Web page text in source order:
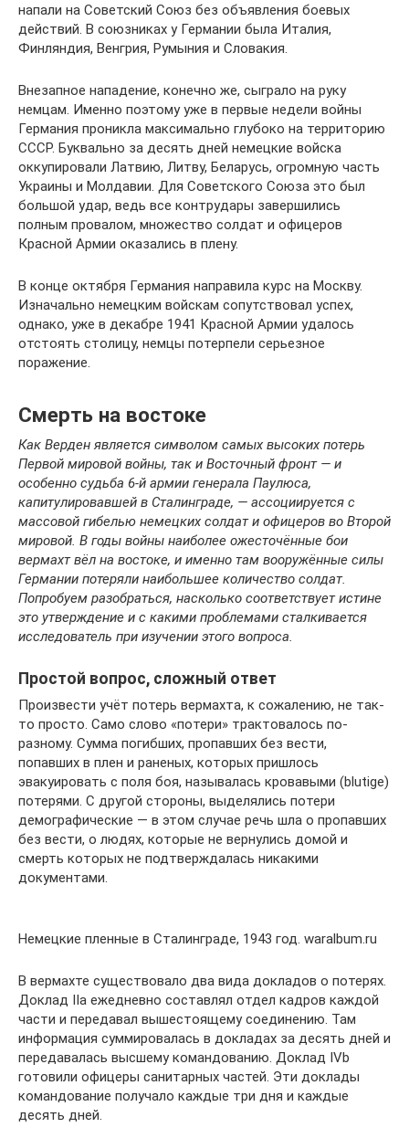
напали на Советский Союз без объявления боевых
действий. В союзниках у Германии была Италия,
Финляндия, Венгрия, Румыния и Словакия.
Внезапное нападение, конечно же, сыграло на руку
немцам. Именно поэтому уже в первые недели войны
Германия проникла максимально глубоко на территорию
СССР. Буквально за десять дней немецкие войска
оккупировали Латвию, Литву, Беларусь, огромную часть
Украины и Молдавии. Для Советского Союза это был
большой удар, ведь все контрудары завершились
полным провалом, множество солдат и офицеров
Красной Армии оказались в плену.
В конце октября Германия направила курс на Москву.
Изначально немецким войскам сопутствовал успех,
однако, уже в декабре 1941 Красной Армии удалось
отстоять столицу, немцы потерпели серьезное
поражение.
Смерть на востоке
Как Верден является символом самых высоких потерь
Первой мировой войны, так и Восточный фронт — и
особенно судьба 6-й армии генерала Паулюса,
капитулировавшей в Сталинграде, — ассоциируется с
массовой гибелью немецких солдат и офицеров во Второй
мировой. В годы войны наиболее ожесточённые бои
вермахт вёл на востоке, и именно там вооружённые силы
Германии потеряли наибольшее количество солдат.
Попробуем разобраться, насколько соответствует истине
это утверждение и с какими проблемами сталкивается
исследователь при изучении этого вопроса.
Простой вопрос, сложный ответ
Произвести учёт потерь вермахта, к сожалению, не так-
то просто. Само слово «потери» трактовалось по-
разному. Сумма погибших, пропавших без вести,
попавших в плен и раненых, которых пришлось
эвакуировать с поля боя, называлась кровавыми (blutige)
потерями. С другой стороны, выделялись потери
демографические — в этом случае речь шла о пропавших
без вести, о людях, которые не вернулись домой и
смерть которых не подтверждалась никакими
документами.
Немецкие пленные в Сталинграде, 1943 год. waralbum.ru
В вермахте существовало два вида докладов о потерях.
Доклад IIa ежедневно составлял отдел кадров каждой
части и передавал вышестоящему соединению. Там
информация суммировалась в докладах за десять дней и
передавалась высшему командованию. Доклад IVb
готовили офицеры санитарных частей. Эти доклады
командование получало каждые три дня и каждые
десять дней.